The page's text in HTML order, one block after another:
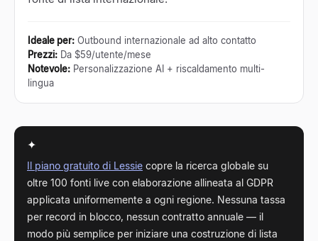
Ideale per: Outbound internazionale ad alto contatto
Prezzi: Da $59/utente/mese
Notevole: Personalizzazione AI + riscaldamento multi-
lingua
✦
Il piano gratuito di Lessie copre la ricerca globale su
oltre 100 fonti live con elaborazione allineata al GDPR
applicata uniformemente a ogni regione. Nessuna tassa
per record in blocco, nessun contratto annuale — il
modo più semplice per iniziare una costruzione di lista